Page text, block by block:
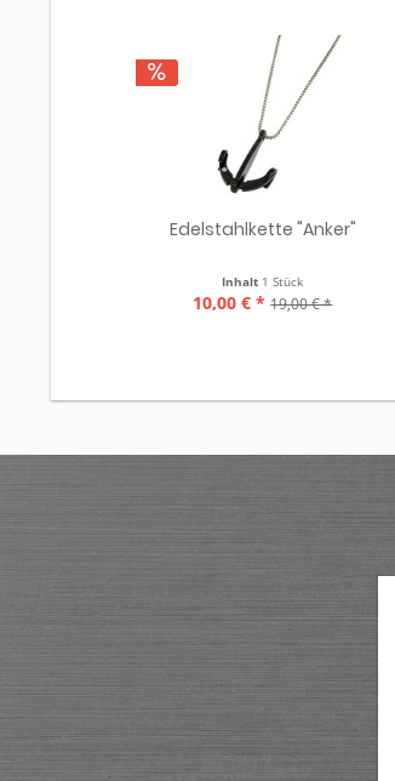
Edelstahlkette "Anker"
Inhalt 1 Stück
10,00 € * 19,00 € *